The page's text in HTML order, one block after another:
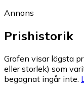
Annons
Prishistorik
Grafen visar lägsta
eller storlek) som
begagnat ingår inte.